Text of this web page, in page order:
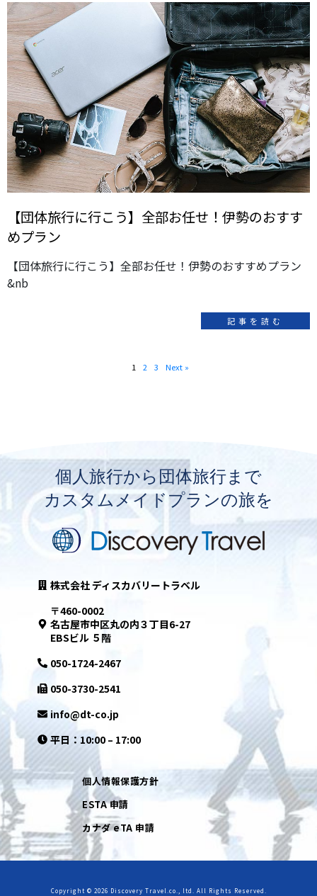
【団体旅行に行こう】全部お任せ！伊勢のおすす
めプラン
【団体旅行に行こう】全部お任せ！伊勢のおすすめプラン
&nb
記事を読む
1 2 3 Next »
個人旅行から団体旅行まで
カスタムメイドプランの旅を
株式会社 ディスカバリートラベル
〒460-0002
名古屋市中区丸の内３丁目6-27
EBSビル ５階
050-1724-2467
050-3730-2541
info@dt-co.jp
平日：10:00 – 17:00
個人情報保護方針
ESTA 申請
カナダ eTA 申請
Copyright © 2026 Discovery Travel.co., ltd. All Rights Reserved.